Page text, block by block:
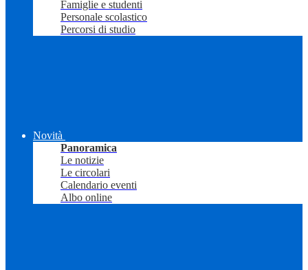
Famiglie e studenti
Personale scolastico
Percorsi di studio
Novità
Panoramica
Le notizie
Le circolari
Calendario eventi
Albo online